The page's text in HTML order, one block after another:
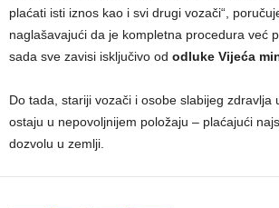
plaćati isti iznos kao i svi drugi vozači“,
naglašavajući da je kompletna procedura već
sada sve zavisi isključivo od odluke Vijeća
Do tada, stariji vozači i osobe slabijeg zdravlja
ostaju u nepovoljnijem položaju – plaćajući
dozvolu u zemlji.